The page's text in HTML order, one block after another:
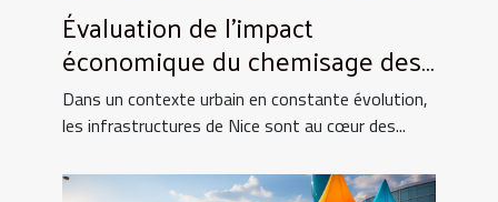
Évaluation de l'impact
économique du chemisage des
canalisations sur les
infrastructures urbaines à Nice
Dans un contexte urbain en constante évolution,
les infrastructures de Nice sont au cœur des...